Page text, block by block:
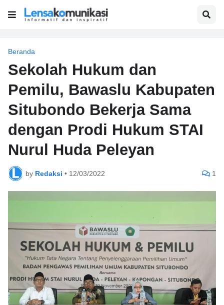
Beranda
Sekolah Hukum dan
Pemilu, Bawaslu Kabupaten
Situbondo Bekerja Sama
dengan Prodi Hukum STAI
Nurul Huda Peleyan
by Redaksi • 12/03/2022 1